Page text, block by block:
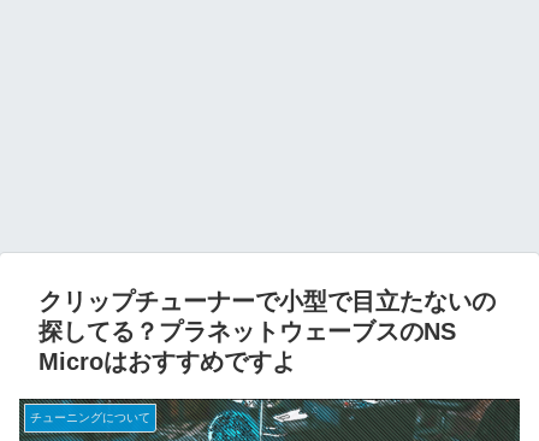
クリップチューナーで小型で目立たないの
探してる？プラネットウェーブスのNS
Microはおすすめですよ
チューニングについて